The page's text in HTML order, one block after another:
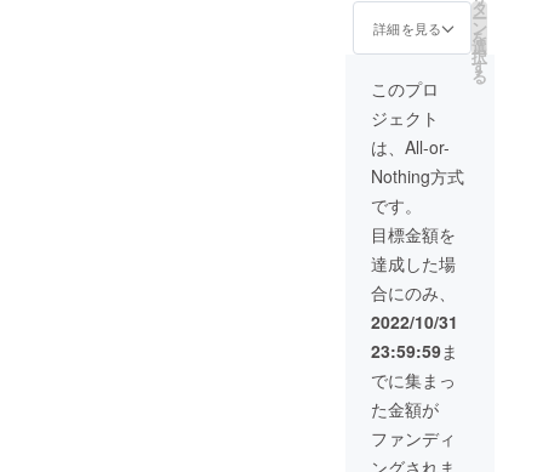
い。２
回分の
一方の
なりま
す。 ➁
をお選
びの方
年6月1
日に届
くよう
に割引
き券を
お送り
ます。
年12月1
日～
5月31日
➁2023
年6月1
11月30
日 備考
欄に➀
か②の
どちら
かを記
入して
くださ
い。２
回分の
方もど
ちらか
から
30%割
引券と
直筆手
紙にな
りま
す。 ※
入力し
ていた
所にお
送りい
たしま
す。 割
引き券
の有効
期限：
①2022
年12月1
日～
2023年
5月31日
詳細を見る
タ
ー
ン
を
選
択
す
る
このプロ
ジェクト
は、All-or-
Nothing方式
です。
目標金額を
達成した場
合にのみ、
2022/10/31
23:59:59ま
でに集まっ
た金額が
ファンディ